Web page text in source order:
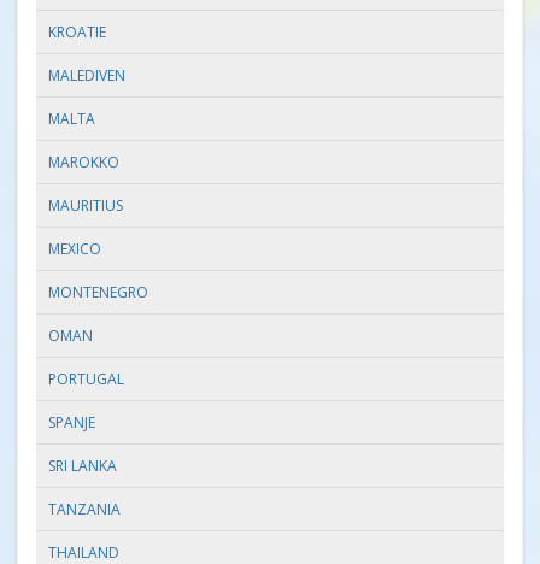
KROATIE
MALEDIVEN
MALTA
MAROKKO
MAURITIUS
MEXICO
MONTENEGRO
OMAN
PORTUGAL
SPANJE
SRI LANKA
TANZANIA
THAILAND